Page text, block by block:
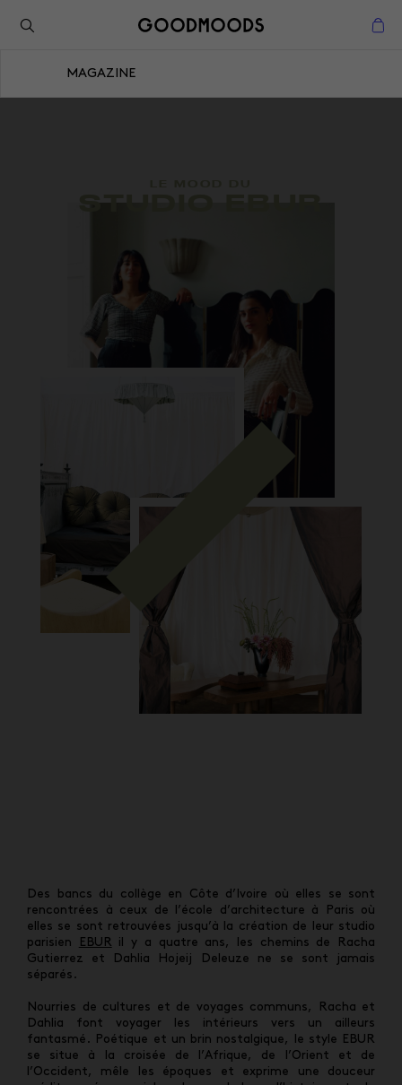
MAGAZINE
STUDIO EBUR
Des bancs du collège en Côte d’Ivoire où elles se sont
rencontrées à ceux de l’école d’architecture à Paris où
elles se sont retrouvées jusqu’à la création de leur studio
parisien
EBUR
il y a quatre ans, les chemins de Racha
Gutierrez et Dahlia Hojeij Deleuze ne se sont jamais
séparés.
Nourries de cultures et de voyages communs, Racha et
Dahlia font voyager les intérieurs vers un ailleurs
fantasmé. Poétique et un brin nostalgique, le style EBUR
se situe à la croisée de l’Afrique, de l’Orient et de
l’Occident, mêle les époques et exprime une douceur
Retour à l'inspiration